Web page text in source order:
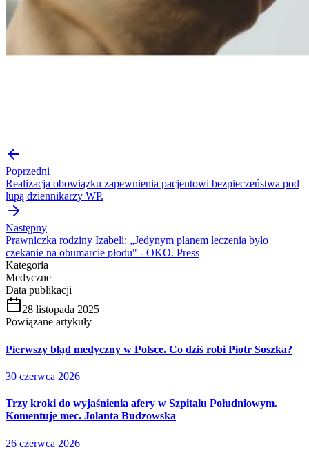
Poprzedni
Realizacja obowiązku zapewnienia pacjentowi bezpieczeństwa pod
lupą dziennikarzy WP.
Następny
Prawniczka rodziny Izabeli: „Jedynym planem leczenia było
czekanie na obumarcie płodu" - OKO. Press
Kategoria
Medyczne
Data publikacji
28 listopada 2025
Powiązane artykuły
Pierwszy błąd medyczny w Polsce. Co dziś robi Piotr Soszka?
30 czerwca 2026
Trzy kroki do wyjaśnienia afery w Szpitalu Południowym.
Komentuje mec. Jolanta Budzowska
26 czerwca 2026